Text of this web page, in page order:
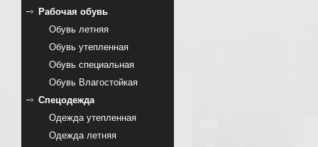
Рабочая обувь
Обувь летняя
Обувь утепленная
Обувь специальная
Обувь Влагостойкая
Спецодежда
Одежда утепленная
Одежда летняя